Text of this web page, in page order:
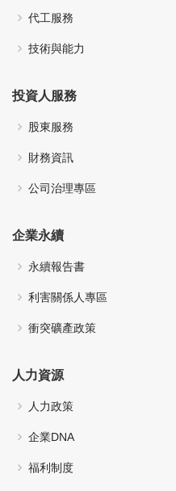
代工服務
技術與能力
投資人服務
股東服務
財務資訊
公司治理專區
企業永續
永續報告書
利害關係人專區
衝突礦產政策
人力資源
人力政策
企業DNA
福利制度